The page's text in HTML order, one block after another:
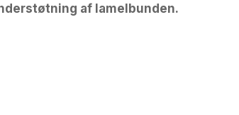
af lamelbunden.